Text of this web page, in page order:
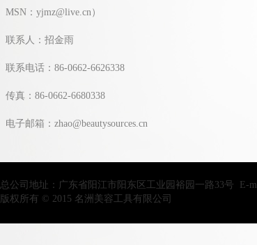
MSN：yjmz@live.cn）
联系人：招金雨
联系电话：86-0662-6626338
传真：86-0662-6680338
电子邮箱：zhao@beautysources.cn
总公司地址：广东省阳江市阳东区工业园裕园一路33号 E-
版权所有 © 2015 名洲美容工具有限公司